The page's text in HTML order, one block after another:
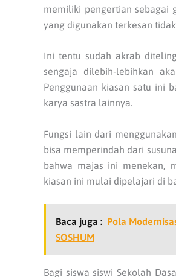
memiliki pengertian sebagai
yang digunakan terkesan
Ini tentu sudah akrab
sengaja dilebih-lebihkan
Penggunaan kiasan satu ini
karya sastra lainnya.
Fungsi lain dari
bisa memperindah dari
bahwa majas ini menekan,
kiasan ini mulai dipelajari di
Baca juga : Pola
SOSHUM
Bagi siswa siswi Sekolah